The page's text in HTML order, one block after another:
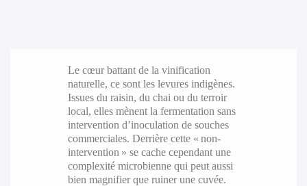
Le cœur battant de la vinification
naturelle, ce sont les levures indigènes.
Issues du raisin, du chai ou du terroir
local, elles mènent la fermentation sans
intervention d’inoculation de souches
commerciales. Derrière cette « non-
intervention » se cache cependant une
complexité microbienne qui peut aussi
bien magnifier que ruiner une cuvée.